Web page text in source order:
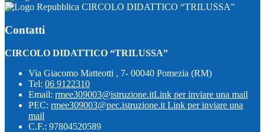
CIRCOLO DIDATTICO “TRILUSSA”
Contatti
CIRCOLO DIDATTICO “TRILUSSA”
Via Giacomo Matteotti , 7- 00040 Pomezia (RM)
Tel: 06 9122310
Email: rmee309003@istruzione.itLink per inviare una mail
PEC: rmee309003@pec.istruzione.it Link per inviare una
mail
C.F.: 97804520589